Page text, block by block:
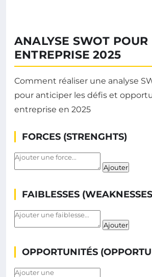
ANALYSE SWOT POUR
ENTREPRISE 2025
Comment réaliser une analyse
pour anticiper les défis et
entreprise en 2025
FORCES (STRENGHTS)
Ajouter
FAIBLESSES
Ajouter
OPPORTUNITÉS